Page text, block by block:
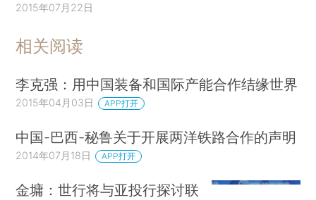
2015年07月22日
相关阅读
李克强：用中国装备和国际产能合作结缘世界
2015年04月03日 APP打开
中国-巴西-秘鲁关于开展两洋铁路合作的声明
2014年07月18日 APP打开
金墉：世行将与亚投行探讨联